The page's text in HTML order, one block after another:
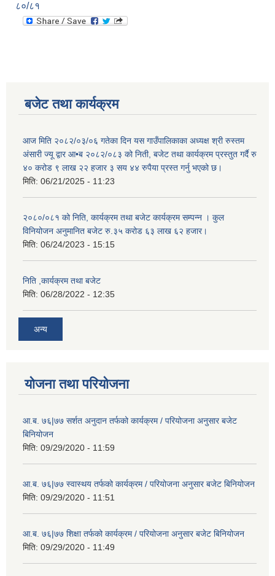
८०/८१
बजेट तथा कार्यक्रम
आज मिति २०८२/०३/०६ गतेका दिन यस गाउँपालिकाका अध्यक्ष श्री रुस्तम
अंसारी ज्यू द्वार आ•ब २०८२/०८३ को निती, बजेट तथा कार्यक्रम प्रस्तुत गर्दै रु
४० करोड ९ लाख २२ हजार ३ सय ४४ रुपैया प्रस्त गर्नु भएको छ।
मिति: 06/21/2025 - 11:23
२०८०/०८१ को निति, कार्यक्रम तथा बजेट कार्यक्रम सम्पन्न । कुल
विनियोजन अनुमानित बजेट रु.३५ करोड ६३ लाख ६२ हजार।
मिति: 06/24/2023 - 15:15
निति ,कार्यक्रम तथा बजेट
मिति: 06/28/2022 - 12:35
अन्य
योजना तथा परियोजना
आ.ब. ७६|७७ सर्शत अनुदान तर्फको कार्यक्रम / परियोजना अनुसार बजेट
बिनियोजन
मिति: 09/29/2020 - 11:59
आ.ब. ७६|७७ स्वास्थय तर्फको कार्यक्रम / परियोजना अनुसार बजेट बिनियोजन
मिति: 09/29/2020 - 11:51
आ.ब. ७६|७७ शिक्षा तर्फको कार्यक्रम / परियोजना अनुसार बजेट बिनियोजन
मिति: 09/29/2020 - 11:49